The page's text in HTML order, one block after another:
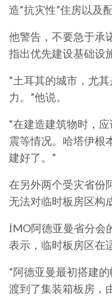
造“抗灾性”住房以及
他警告，不要急于承
指出优先建设基础设
“土耳其的城市，尤
力。”他说。
“在建造建筑物时，
震等情况。哈塔伊根
建好了。”
在另外两个受灾省份
无法对临时板房区构
İMO阿德亚曼省分会
表示，临时板房区在
“阿德亚曼最初搭建
渡到了集装箱板房，